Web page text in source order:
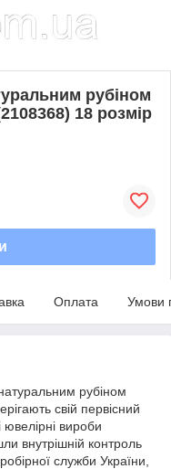
рубіном
18 розмір
Оплата Умови
рубіном
свій первісний
ювелірні вироби
внутрішній контроль
служби України,